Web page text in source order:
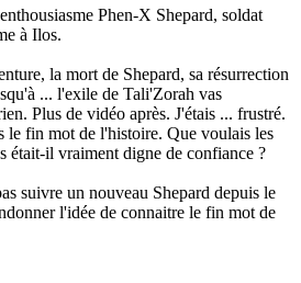
Phen-X Shepard, soldat
à Ilos.
la mort de Shepard, sa résurrection
... l'exile de Tali'Zorah vas
Plus de vidéo après. J'étais ... frustré.
le fin mot de l'histoire. Que voulais les
était-il vraiment digne de confiance ?
suivre un nouveau Shepard depuis le
l'idée de connaitre le fin mot de